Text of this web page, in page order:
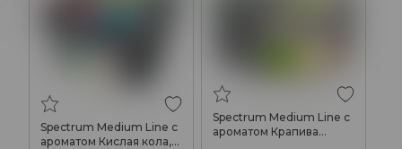
Spectrum Medium Line с
ароматом Кислая кола,
Spectrum Medium Line с
ароматом Крапива